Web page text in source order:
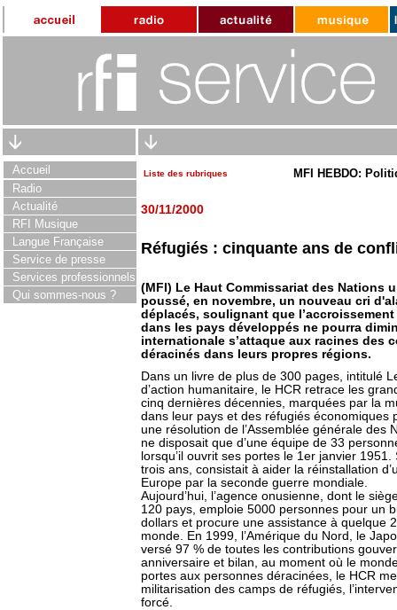
Accueil
Radio
Actualité
RFI Musique
Langue Française
Service de presse
Services professionnels
Qui sommes-nous ?
Liste des rubriques MFI HEBDO:
30/11/2000
Réfugiés : cinquante ans de
(MFI) Le Haut Commissariat des Nations
poussé, en novembre, un nouveau cri
déplacés, soulignant que
dans les pays développés ne pourra
internationale s’attaque aux racines des
déracinés dans leurs propres régions.
Dans un livre de plus de 300 pages, intitulé
d’action humanitaire, le HCR retrace les
cinq dernières décennies, marquées par la
dans leur pays et des réfugiés économiques
une résolution de l’Assemblée générale des
ne disposait que d’une équipe de 33
lorsqu’il ouvrit ses portes le 1er janvier
trois ans, consistait à aider la réinstallation
Europe par la seconde guerre mondiale.
Aujourd’hui, l’agence onusienne, dont le
120 pays, emploie 5000 personnes pour un
dollars et procure une assistance à quelque
monde. En 1999, l’Amérique du Nord, le
versé 97 % de toutes les contributions
anniversaire et bilan, au moment où le
portes aux personnes déracinées, le HCR
militarisation des camps de réfugiés,
forcé.